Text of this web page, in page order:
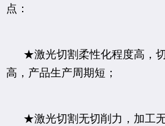
点：
★激光切割柔性化程度高，
高，产品生产周期短；
★激光切割无切削力，加工无